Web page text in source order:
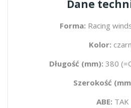
Dane
Forma: Racing
Kolor:
Długość (mm): 380
Szerokość
ABE: TAK